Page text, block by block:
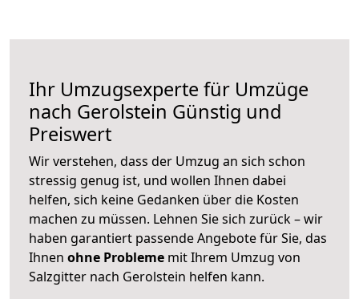
Ihr Umzugsexperte für Umzüge
nach Gerolstein Günstig und
Preiswert
Wir verstehen, dass der Umzug an sich schon
stressig genug ist, und wollen Ihnen dabei
helfen, sich keine Gedanken über die Kosten
machen zu müssen. Lehnen Sie sich zurück – wir
haben garantiert passende Angebote für Sie, das
Ihnen ohne Probleme mit Ihrem Umzug von
Salzgitter nach Gerolstein helfen kann.